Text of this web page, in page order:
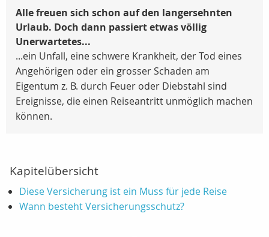
Alle freuen sich schon auf den langersehnten
Urlaub. Doch dann passiert etwas völlig
Unerwartetes...
...ein Unfall, eine schwere Krankheit, der Tod eines
Angehörigen oder ein grosser Schaden am
Eigentum z. B. durch Feuer oder Diebstahl sind
Ereignisse, die einen Reiseantritt unmöglich machen
können.
Kapitelübersicht
Diese Versicherung ist ein Muss für jede Reise
Wann besteht Versicherungsschutz?